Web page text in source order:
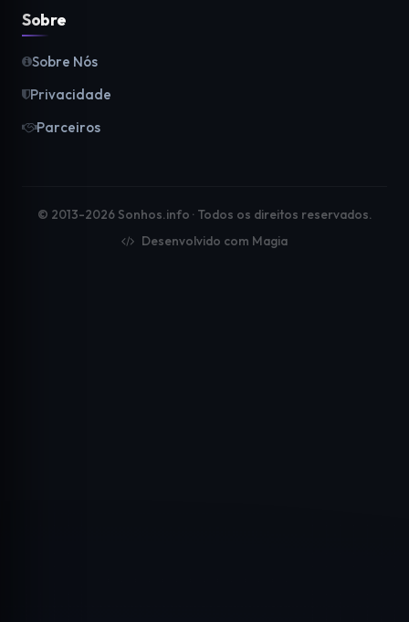
Sobre
Sobre Nós
Privacidade
Parceiros
© 2013-2026 Sonhos.info · Todos os direitos reservados.
Desenvolvido com Magia